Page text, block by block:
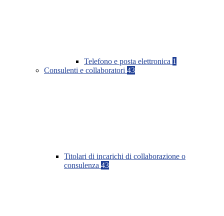
Telefono e posta elettronica 1
Consulenti e collaboratori 43
Titolari di incarichi di collaborazione o
consulenza 43